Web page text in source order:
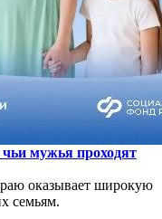
мужья проходят
оказывает широкую
семьям.